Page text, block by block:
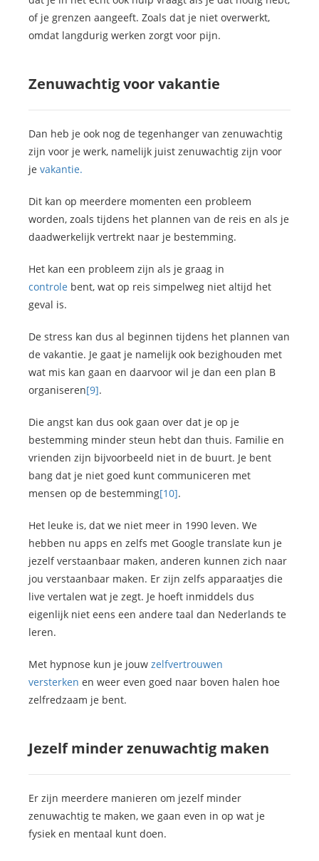
of je grenzen aangeeft. Zoals dat je niet overwerkt,
omdat langdurig werken zorgt voor pijn.
Zenuwachtig voor vakantie
Dan heb je ook nog de tegenhanger van zenuwachtig
zijn voor je werk, namelijk juist zenuwachtig zijn voor
je vakantie.
Dit kan op meerdere momenten een probleem
worden, zoals tijdens het plannen van de reis en als je
daadwerkelijk vertrekt naar je bestemming.
Het kan een probleem zijn als je graag in
controle bent, wat op reis simpelweg niet altijd het
geval is.
De stress kan dus al beginnen tijdens het plannen van
de vakantie. Je gaat je namelijk ook bezighouden met
wat mis kan gaan en daarvoor wil je dan een plan B
organiseren[9].
Die angst kan dus ook gaan over dat je op je
bestemming minder steun hebt dan thuis. Familie en
vrienden zijn bijvoorbeeld niet in de buurt. Je bent
bang dat je niet goed kunt communiceren met
mensen op de bestemming[10].
Het leuke is, dat we niet meer in 1990 leven. We
hebben nu apps en zelfs met Google translate kun je
jezelf verstaanbaar maken, anderen kunnen zich naar
jou verstaanbaar maken. Er zijn zelfs apparaatjes die
live vertalen wat je zegt. Je hoeft inmiddels dus
eigenlijk niet eens een andere taal dan Nederlands te
leren.
Met hypnose kun je jouw zelfvertrouwen
versterken en weer even goed naar boven halen hoe
zelfredzaam je bent.
Jezelf minder zenuwachtig maken
Er zijn meerdere manieren om jezelf minder
zenuwachtig te maken, we gaan even in op wat je
fysiek en mentaal kunt doen.